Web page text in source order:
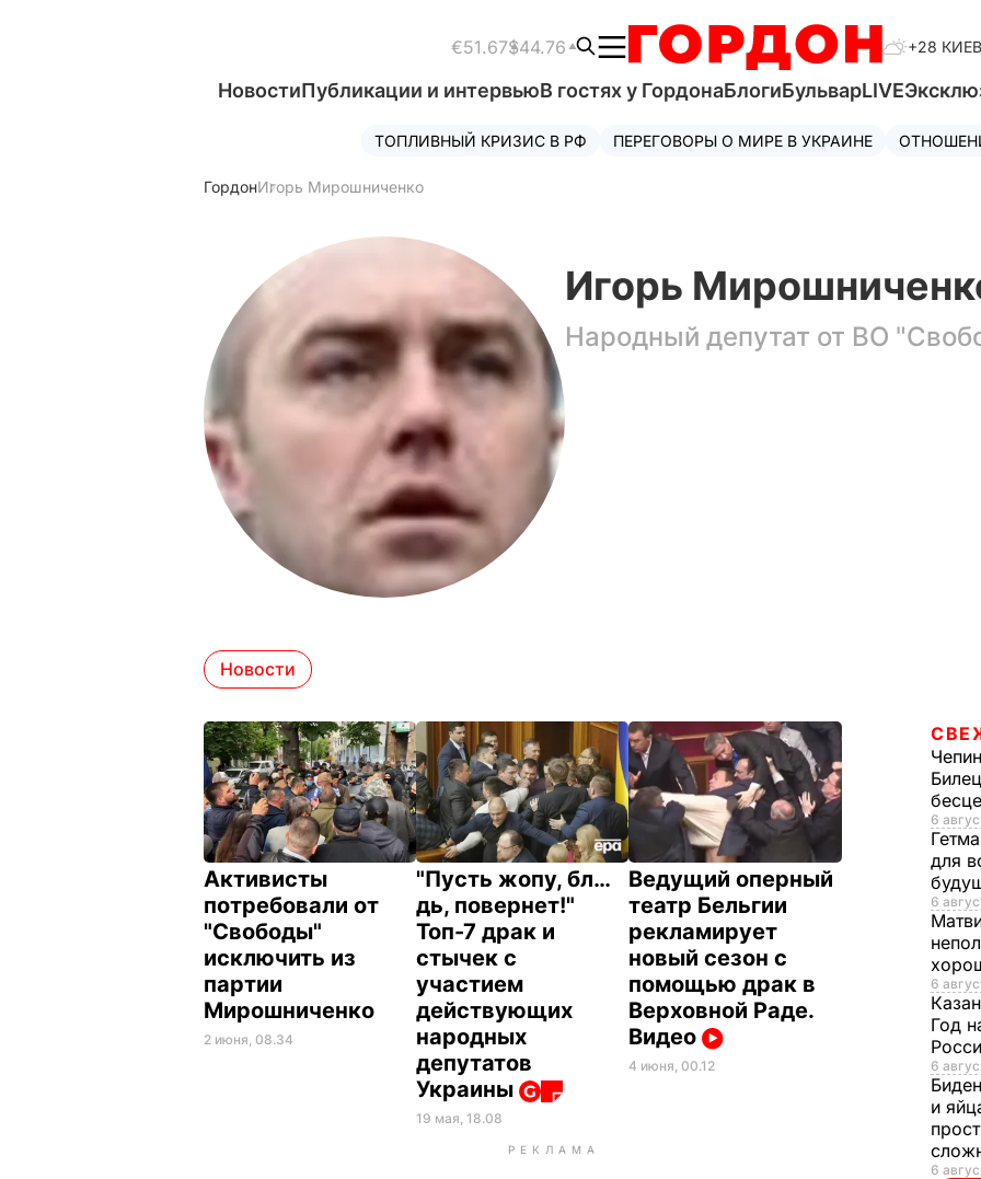
€51.67$44.76 +28 КИЕВ
НовостиПубликации и интервьюВ гостях у ГордонаБлогиБульварLIVE
ТОПЛИВНЫЙ КРИЗИС В РФ ПЕРЕГОВОРЫ О МИРЕ В УКРАИНЕ
ГордонИгорь Мирошниченко
Игорь
Народный депутат от ВО
Новости
Активисты
потребовали от
"Свободы"
исключить из
партии
Мирошниченко
2 июня, 08.34
"Пусть жопу, бл…
дь, повернет!"
Топ-7 драк и
стычек с
участием
действующих
народных
депутатов
Украины
19 мая, 18.08
Ведущий оперный
театр Бельгии
рекламирует
новый сезон с
помощью драк в
Верховной Раде.
Видео
4 июня, 00.12
РЕКЛАМА
6
для
6
6
Год
6
и
6